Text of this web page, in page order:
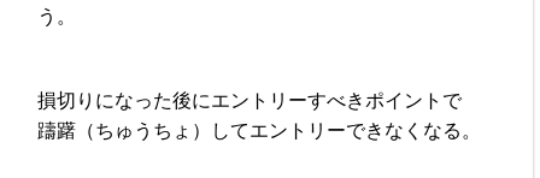
う。
損切りになった後にエントリーすべきポイントで
躊躇（ちゅうちょ）してエントリーできなくなる。